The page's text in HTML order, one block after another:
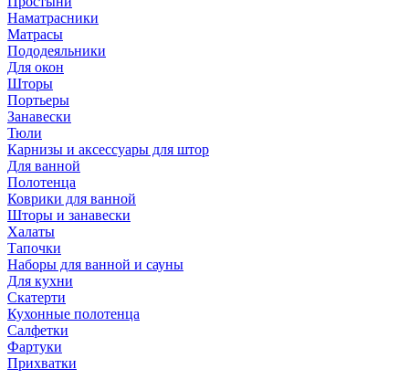
Наматрасники
Матрасы
Пододеяльники
Для окон
Шторы
Портьеры
Занавески
Тюли
Карнизы и аксессуары для штор
Для ванной
Полотенца
Коврики для ванной
Шторы и занавески
Халаты
Тапочки
Наборы для ванной и сауны
Для кухни
Скатерти
Кухонные полотенца
Салфетки
Фартуки
Прихватки